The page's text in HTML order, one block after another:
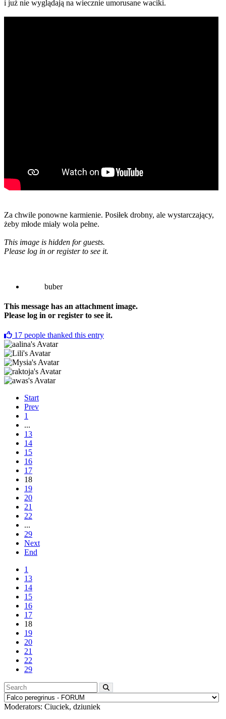
i już nie wyglądają na wiecznie umorusane waciki.
Za chwile ponowne karmienie. Posiłek drobny, ale wystarczający,
żeby młode miały wola pełne.
This image is hidden for guests.
Please log in or register to see it.
buber
This message has an attachment image.
Please log in or register to see it.
17 people thanked this entry
Start
Prev
1
...
13
14
15
16
17
18
19
20
21
22
...
29
Next
End
1
13
14
15
16
17
18
19
20
21
22
29
Moderators: Ciuciek, dziuniek